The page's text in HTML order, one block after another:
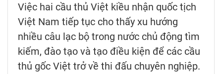
Việc hai cầu thủ Việt kiều nhận quốc tịch
Việt Nam tiếp tục cho thấy xu hướng
nhiều câu lạc bộ trong nước chủ động tìm
kiếm, đào tạo và tạo điều kiện để các cầu
thủ gốc Việt trở về thi đấu chuyên nghiệp.